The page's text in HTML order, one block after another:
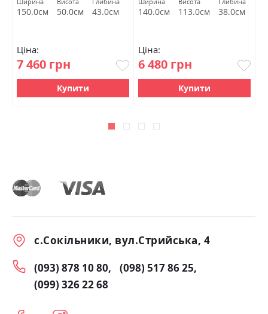
150.0см 50.0см 43.0см
Ціна:
7 460 грн
Купити
140.0см 113.0см 38.0см
Ціна:
6 480 грн
Купити
с.Сокільники, вул.Стрийська, 4
(093) 878 10 80
(098) 517 86 25
(099) 326 22 68